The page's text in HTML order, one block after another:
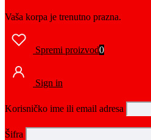
Vaša korpa je trenutno prazna.
Spremi proizvod0
Sign in
Korisničko ime ili email adresa
Šifra